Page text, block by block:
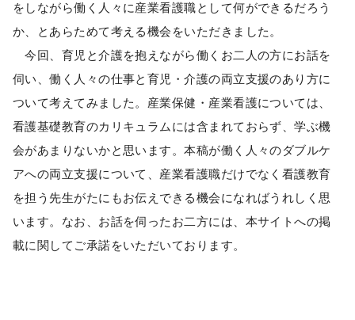
をしながら働く人々に産業看護職として何ができるだろう
か、とあらためて考える機会をいただきました。
今回、育児と介護を抱えながら働くお二人の方にお話を
伺い、働く人々の仕事と育児・介護の両立支援のあり方に
ついて考えてみました。産業保健・産業看護については、
看護基礎教育のカリキュラムには含まれておらず、学ぶ機
会があまりないかと思います。本稿が働く人々のダブルケ
アへの両立支援について、産業看護職だけでなく看護教育
を担う先生がたにもお伝えできる機会になればうれしく思
います。なお、お話を伺ったお二方には、本サイトへの掲
載に関してご承諾をいただいております。